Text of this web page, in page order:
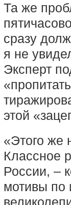
Та же
сразу
я не
Эксперт
этой
«Этого же
Классное
России, –
мотивы по